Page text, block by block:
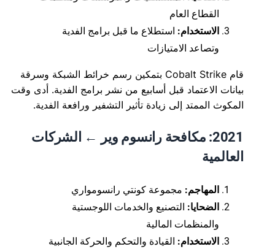
القطاع العام
الاستخدام: استطلاع ما قبل برامج الفدية
وتصاعد الامتيازات
قام Cobalt Strike بتمكين رسم خرائط الشبكة وسرقة
بيانات الاعتماد قبل أسابيع من نشر برامج الفدية. أدى وقت
المكوث الممتد إلى زيادة تأثير التشفير ورافعة الفدية.
2021: مكافحة رانسوم وير ← الشركات
العالمية
المهاجم: مجموعة كونتي رانسومواري
الضحايا: التصنيع والخدمات اللوجستية
والمنظمات المالية
الاستخدام: القيادة والتحكم والحركة الجانبية